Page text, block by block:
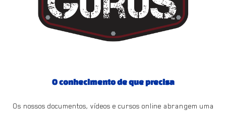
O conhecimento de que precisa
Os nossos documentos, vídeos e cursos online abrangem uma